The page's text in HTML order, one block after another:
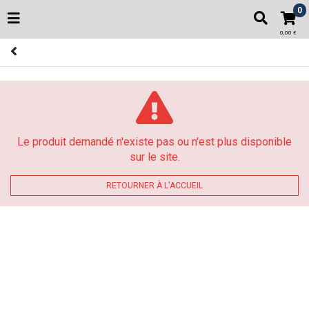
0
0,00 €
Le produit demandé n'existe pas ou n'est plus disponible
sur le site.
RETOURNER À L'ACCUEIL